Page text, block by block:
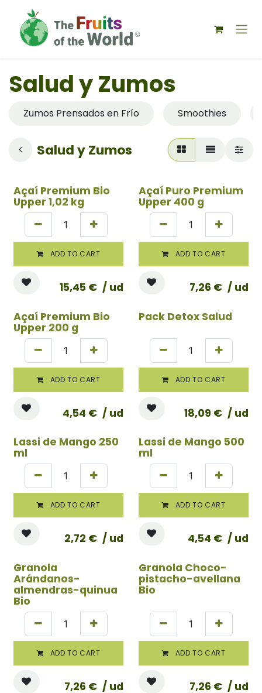
Salud y Zumos
Zumos Prensados en Frío Smoothies
Salud y Zumos
Açaí Premium Bio
Upper 1,02 kg
ADD TO CART
15,45 € / ud
Açaí Puro Premium
Upper 400 g
ADD TO CART
7,26 € / ud
Açaí Premium Bio
Upper 200 g
ADD TO CART
4,54 € / ud
Pack Detox Salud
ADD TO CART
18,09 € / ud
Lassi de Mango 250
ml
ADD TO CART
2,72 € / ud
Lassi de Mango 500
ml
ADD TO CART
4,54 € / ud
Granola
Arándanos-
almendras-quinua
Bio
ADD TO CART
7,26 € / ud
Granola Choco-
pistacho-avellana
Bio
ADD TO CART
7,26 € / ud